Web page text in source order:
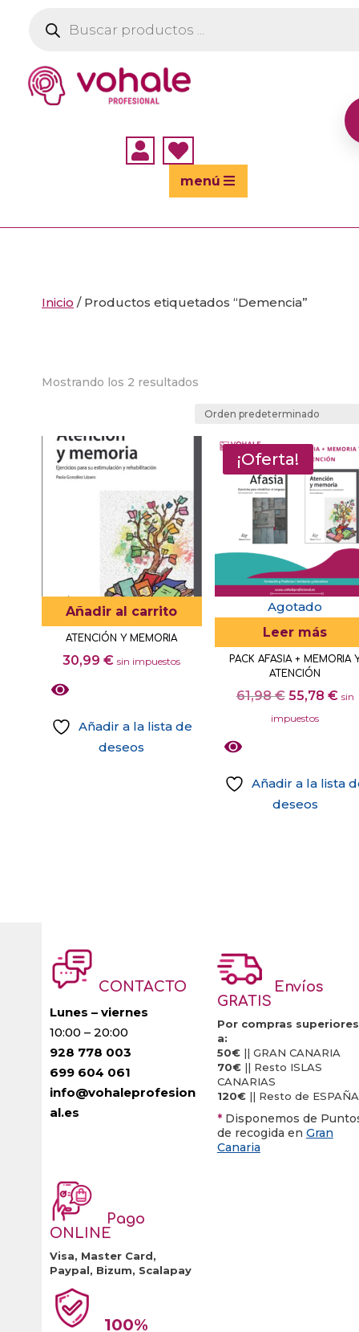
productos
 
menú
Inicio / Productos etiquetados “Demencia”
Mostrando los 2 resultados
Añadir al carrito
ATENCIÓN Y MEMORIA
30,99€ sin impuestos
Añadir a la lista de
deseos
¡Oferta!
Agotado
Leer más
PACK AFASIA + MEMORIA
ATENCIÓN
61,98€ El
precio
61,98 €.
55,78 €Elsin
impuestos
Añadir a la lista
deseos
CONTACTO
Lunes – viernes
10:00 – 20:00
928 778 003
699 604 061
info@vohaleprofesion
al.es
Envíos
GRATIS
Por compras superiores
a:
50€|| GRAN CANARIA
70€|| Resto ISLAS
CANARIAS
120€|| Resto de ESPAÑA
* Disponemos de
de recogida en Gran
Canaria
Pago
ONLINE
Visa, Master Card,
Paypal, Bizum, Scalapay
100%